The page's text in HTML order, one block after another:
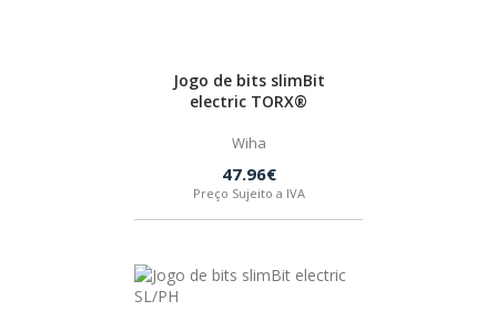
Jogo de bits slimBit
electric TORX®
Wiha
47.96€
Preço Sujeito a IVA